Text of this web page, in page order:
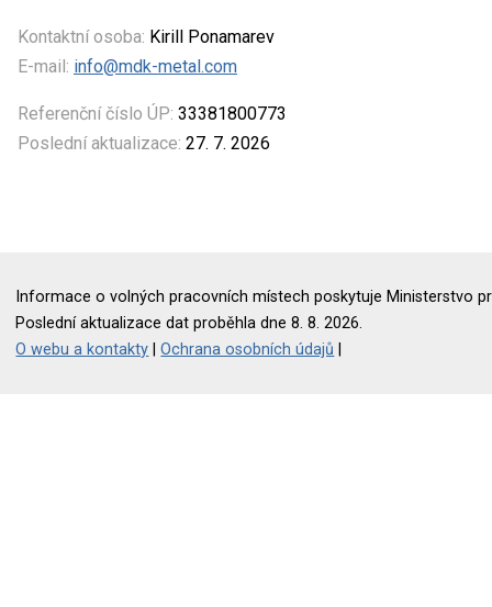
Kontaktní osoba: Kirill Ponamarev
E-mail: info@mdk-metal.com
Referenční číslo ÚP: 33381800773
Poslední aktualizace: 27. 7. 2026
Informace o volných pracovních místech poskytuje Ministerstvo
Poslední aktualizace dat proběhla dne 8. 8. 2026.
O webu a kontakty |Ochrana osobních údajů